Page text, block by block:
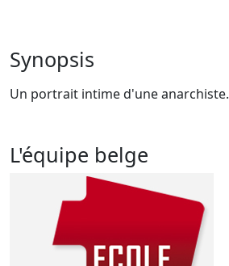
Synopsis
Un portrait intime d'une anarchiste.
L'équipe belge